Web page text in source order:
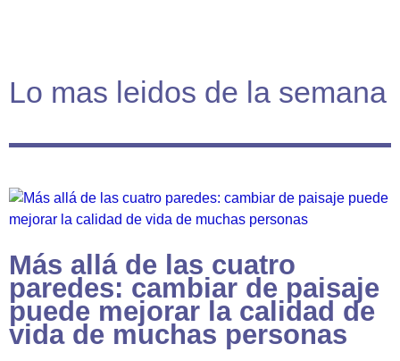
Lo mas leidos de la semana
Más allá de las cuatro
paredes: cambiar de paisaje
puede mejorar la calidad de
vida de muchas personas